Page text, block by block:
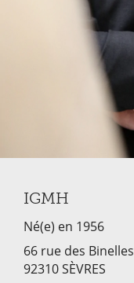
IGMH
Né(e) en 1956
66 rue des Binelles
92310 SÈVRES